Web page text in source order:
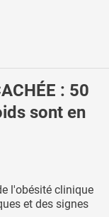
: 50
sont en
l'obésité clinique
et des signes